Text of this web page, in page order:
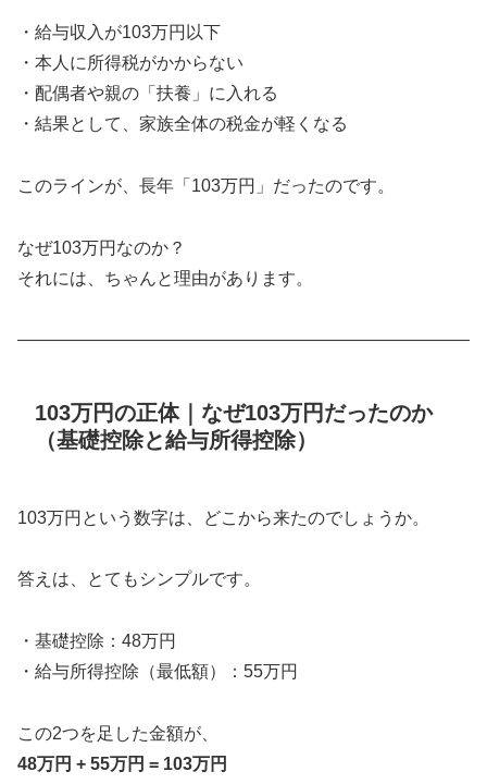
・給与収入が103万円以下
・本人に所得税がかからない
・配偶者や親の「扶養」に入れる
・結果として、家族全体の税金が軽くなる
このラインが、長年「103万円」だったのです。
なぜ103万円なのか？
それには、ちゃんと理由があります。
――――――――――――――――――――――――――
103万円の正体｜なぜ103万円だったのか
（基礎控除と給与所得控除）
103万円という数字は、どこから来たのでしょうか。
答えは、とてもシンプルです。
・基礎控除：48万円
・給与所得控除（最低額）：55万円
この2つを足した金額が、
48万円 + 55万円 = 103万円